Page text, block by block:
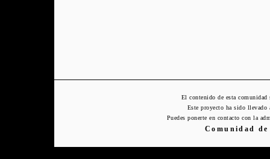
El contenido de esta
Este proyecto ha sido
Puedes ponerte en contacto con la
Comunidad